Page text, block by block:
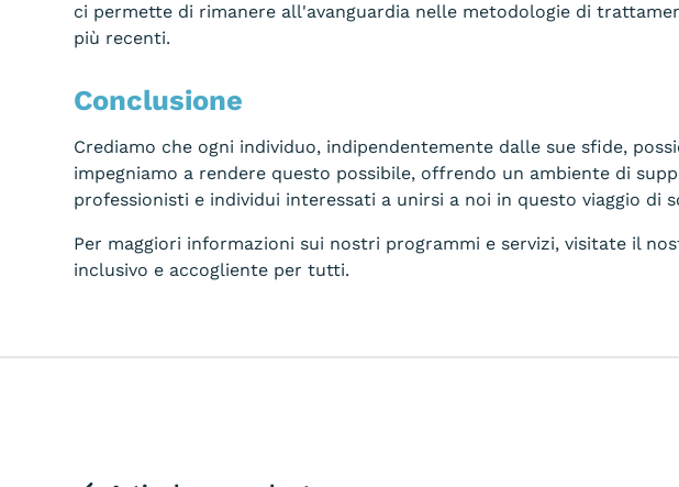
ci permette di rimanere all'avanguardia nelle metodologie di
più recenti.
Conclusione
Crediamo che ogni individuo, indipendentemente dalle sue sfide,
impegniamo a rendere questo possibile, offrendo un ambiente di
professionisti e individui interessati a unirsi a noi in questo viaggio di
Per maggiori informazioni sui nostri programmi e servizi, visitate il
inclusivo e accogliente per tutti.